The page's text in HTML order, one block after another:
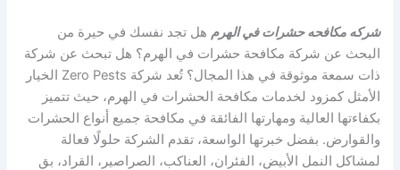
شركه مكافحه حشرات في الهرم هل تجد نفسك في حيرة من
البحث عن شركة مكافحة حشرات في الهرم؟ هل تبحث عن شركة
ذات سمعة موثوقة في هذا المجال؟ تُعد شركة Zero Pests الخيار
الأمثل كمزود لخدمات مكافحة الحشرات في الهرم، حيث تتميز
بكفاءتها العالية ومهارتها الفائقة في مكافحة جميع أنواع الحشرات
والقوارض. بفضل خبرتها الواسعة، تقدم الشركة حلولًا فعالة
لمشاكل النمل الأبيض، الفئران، العناكب، الصراصير، القراد، بق